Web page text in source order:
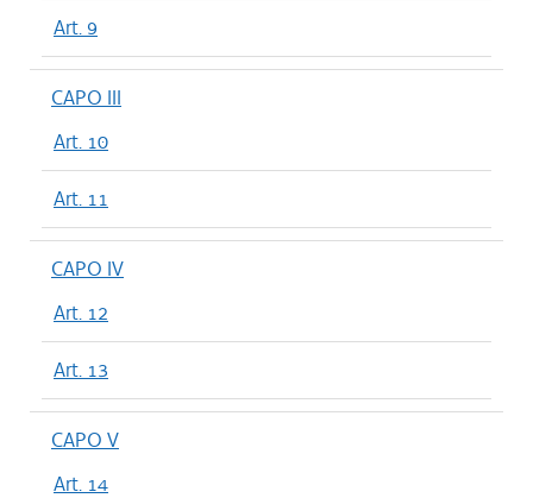
Art. 9
CAPO III
Art. 10
Art. 11
CAPO IV
Art. 12
Art. 13
CAPO V
Art. 14